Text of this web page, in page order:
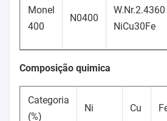
Monel
400
N0400
W.Nr.2.4360
NiCu30Fe
Composição quimica
Categoria
(%)
Ni Cu